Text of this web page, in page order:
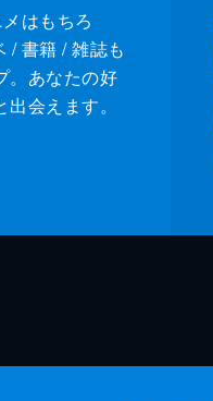
はもちろ
/ 書籍 / 雑誌も
。あなたの好
会えます。